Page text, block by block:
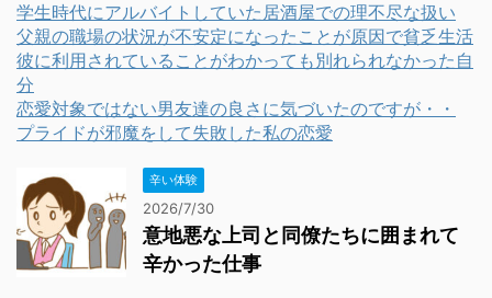
学生時代にアルバイトしていた居酒屋での理不尽な扱い
父親の職場の状況が不安定になったことが原因で貧乏生活
彼に利用されていることがわかっても別れられなかった自
分
恋愛対象ではない男友達の良さに気づいたのですが・・
プライドが邪魔をして失敗した私の恋愛
辛い体験
2026/7/30
意地悪な上司と同僚たちに囲まれて
辛かった仕事